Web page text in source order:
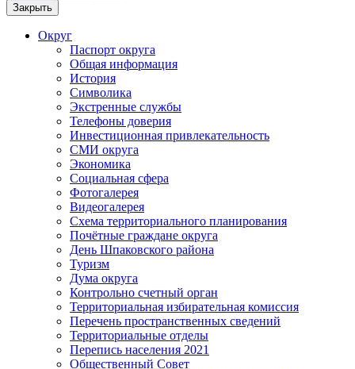
Закрыть
Округ
Паспорт округа
Общая информация
История
Символика
Экстренные службы
Телефоны доверия
Инвестиционная привлекательность
СМИ округа
Экономика
Социальная сфера
Фотогалерея
Видеогалерея
Схема территориального планирования
Почётные граждане округа
День Шпаковского района
Туризм
Дума округа
Контрольно счетный орган
Территориальная избирательная комиссия
Перечень пространственных сведений
Территориальные отделы
Перепись населения 2021
Общественный Совет